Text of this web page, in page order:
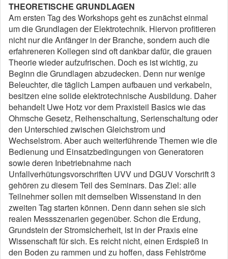
THEORETISCHE GRUNDLAGEN
Am ersten Tag des Workshops geht es zunächst einmal
um die Grundlagen der Elektrotechnik. Hiervon profitieren
nicht nur die Anfänger in der Branche, sondern auch die
erfahreneren Kollegen sind oft dankbar dafür, die grauen
Theorie wieder aufzufrischen. Doch es ist wichtig, zu
Beginn die Grundlagen abzudecken. Denn nur wenige
Beleuchter, die täglich Lampen aufbauen und verkabeln,
besitzen eine solide elektrotechnische Ausbildung. Daher
behandelt Uwe Hotz vor dem Praxisteil Basics wie das
Ohmsche Gesetz, Reihenschaltung, Serienschaltung oder
den Unterschied zwischen Gleichstrom und
Wechselstrom. Aber auch weiterführende Themen wie die
Bedienung und Einsatzbedingungen von Generatoren
sowie deren Inbetriebnahme nach
Unfallverhütungsvorschriften UVV und DGUV Vorschrift 3
gehören zu diesem Teil des Seminars. Das Ziel: alle
Teilnehmer sollen mit demselben Wissenstand in den
zweiten Tag starten können. Denn dann sehen sie sich
realen Messszenarien gegenüber. Schon die Erdung,
Grundstein der Stromsicherheit, ist in der Praxis eine
Wissenschaft für sich. Es reicht nicht, einen Erdspieß in
den Boden zu rammen und zu hoffen, dass Fehlströme